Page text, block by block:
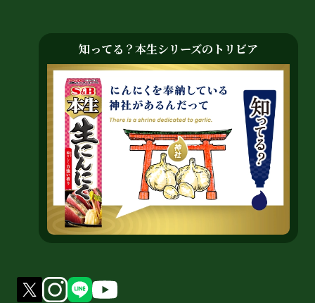
知ってる？本生シリーズのトリビア